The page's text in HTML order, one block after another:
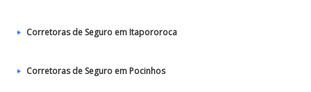
Corretoras de Seguro em Itapororoca
Corretoras de Seguro em Pocinhos